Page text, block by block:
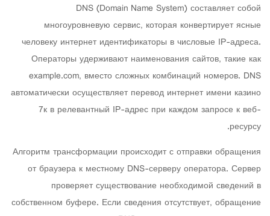
DNS (Domain Name System) составляет собой
многоуровневую сервис, которая конвертирует ясные
человеку интернет идентификаторы в числовые IP-адреса.
Операторы удерживают наименования сайтов, такие как
example.com, вместо сложных комбинаций номеров. DNS
автоматически осуществляет перевод интернет имени казино
7к в релевантный IP-адрес при каждом запросе к веб-
ресурсу.
Алгоритм трансформации происходит с отправки обращения
от браузера к местному DNS-серверу оператора. Сервер
проверяет существование необходимой сведений в
собственном буфере. Если сведения отсутствует, обращение